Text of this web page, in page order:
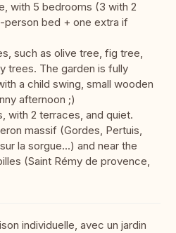
with 5 bedrooms (3 with 2
bed + one extra if
such as olive tree, fig tree,
trees. The garden is fully
a child swing, small wooden
afternoon ;)
with 2 terraces, and quiet.
massif (Gordes, Pertuis,
la sorgue...) and near the
(Saint Rémy de provence,
individuelle, avec un jardin